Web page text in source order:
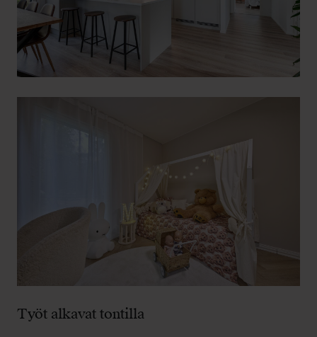
Työt alkavat tontilla